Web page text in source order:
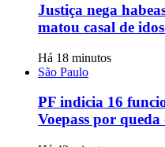
Justiça nega
matou casal de
Há 18 minutos
São Paulo
PF indicia 16
Voepass por queda